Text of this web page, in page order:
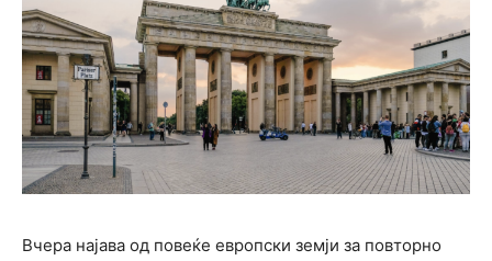
Вчера најава од повеќе европски земји за повторно